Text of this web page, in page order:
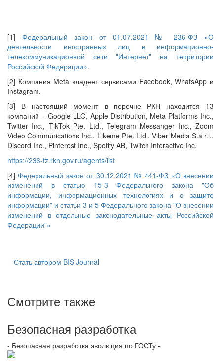
[1] Федеральный закон от 01.07.2021 № 236-ФЗ «О
деятельности иностранных лиц в информационно-
телекоммуникационной сети "Интернет" на территории
Российской Федерации».
[2] Компания Meta владеет сервисами Facebook, WhatsApp и
Instagram.
[3] В настоящий момент в перечне РКН находится 13
компаний – Google LLC, Apple Distribution, Meta Platforms Inc.,
Twitter Inc., TikTok Pte. Ltd., Telegram Messanger Inc., Zoom
Video Communications Inc., Likeme Pte. Ltd., Viber Media S.a r.l.,
Discord Inc., Pinterest Inc., Spotify AB, Twitch Interactive Inc.
https://236-fz.rkn.gov.ru/agents/list
[4]Федеральный закон от 30.12.2021 № 441-ФЗ «О внесении
изменений в статью 15-3 Федерального закона "Об
информации, информационных технологиях и о защите
информации" и статьи 3 и 5 Федерального закона "О внесении
изменений в отдельные законодательные акты Российской
Федерации"»
Стать автором BIS Journal
Смотрите также
Безопасная разработка
- Безопасная разработка эволюция по ГОСТу -